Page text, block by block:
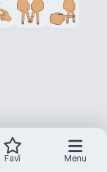
Favî Menu